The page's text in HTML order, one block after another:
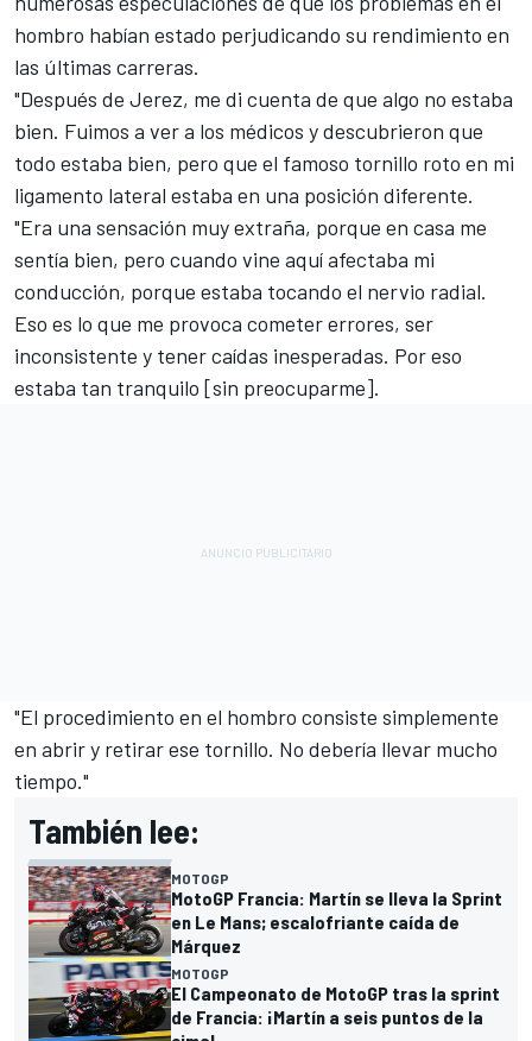
hombro habían estado perjudicando su rendimiento en
las últimas carreras.
"Después de Jerez, me di cuenta de que algo no estaba
bien. Fuimos a ver a los médicos y descubrieron que
todo estaba bien, pero que el famoso tornillo roto en mi
ligamento lateral estaba en una posición diferente.
"Era una sensación muy extraña, porque en casa me
sentía bien, pero cuando vine aquí afectaba mi
conducción, porque estaba tocando el nervio radial.
Eso es lo que me provoca cometer errores, ser
inconsistente y tener caídas inesperadas. Por eso
estaba tan tranquilo [sin preocuparme].
"El procedimiento en el hombro consiste simplemente
en abrir y retirar ese tornillo. No debería llevar mucho
tiempo."
También lee:
MOTOGP
MotoGP Francia: Martín se lleva la Sprint
en Le Mans; escalofriante caída de
Márquez
MOTOGP
El Campeonato de MotoGP tras la sprint
de Francia: ¡Martín a seis puntos de la